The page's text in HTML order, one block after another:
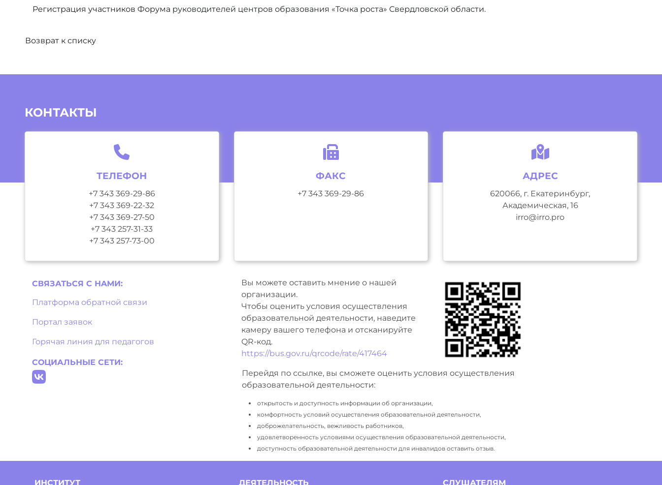
Регистрация участников Форума руководителей центров образования «Точка роста» Свердловской области.
Возврат к списку
КОНТАКТЫ
ТЕЛЕФОН
+7 343 369-29-86
+7 343 369-22-32
+7 343 369-27-50
+7 343 257-31-33
+7 343 257-73-00
ФАКС
+7 343 369-29-86
АДРЕС
620066, г. Екатеринбург,
Академическая, 16
irro@irro.pro
СВЯЗАТЬСЯ С НAМИ:
Платформа обратной связи
Портал заявок
Горячая линия для педагогов
СОЦИАЛЬНЫЕ СЕТИ:
Вы можете оставить мнение о нашей
организации.
Чтобы оценить условия осуществления
образовательной деятельности, наведите
камеру вашего телефона и отсканируйте
QR-код.
https://bus.gov.ru/qrcode/rate/417464
Перейдя по ссылке, вы сможете оценить условия осуществления
образовательной деятельности:
открытость и доступность информации об организации,
комфортность условий осуществления образовательной деятельности,
доброжелательность, вежливость работников,
удовлетворенность условиями осуществления образовательной деятельности,
доступность образовательной деятельности для инвалидов оставить отзыв.
ИНСТИТУТ ДЕЯТЕЛЬНОСТЬ СЛУШАТЕЛЯМ